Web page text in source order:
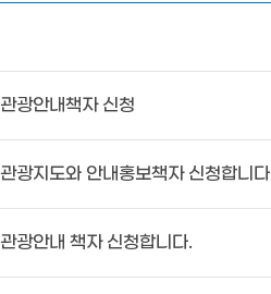
관광안내책자 신청
관광지도와 안내홍보책자 신청합니다
관광안내 책자 신청합니다.